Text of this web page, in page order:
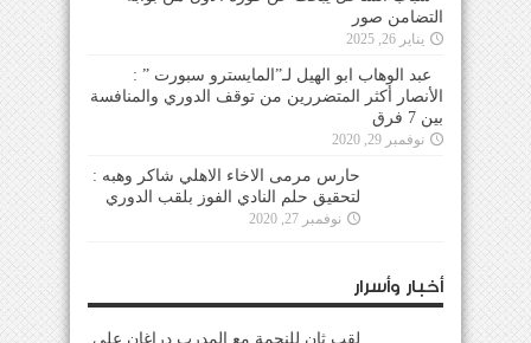
يناير 26, 2025
عبد الوهاب ابو الهيل لـ”المايسترو سبورت ” :
الأنصار أكثر المتضررين من توقف الدوري والمنافسة
بين 7 فرق
نوفمبر 29, 2020
حارس مرمى الاخاء الاهلي شاكر وهبه :
لتحقيق حلم النادي الفوز بلقب الدوري
نوفمبر 27, 2020
لقب ثانٍ للنجمة مع المدرب دراغان على
حساب الأنصار